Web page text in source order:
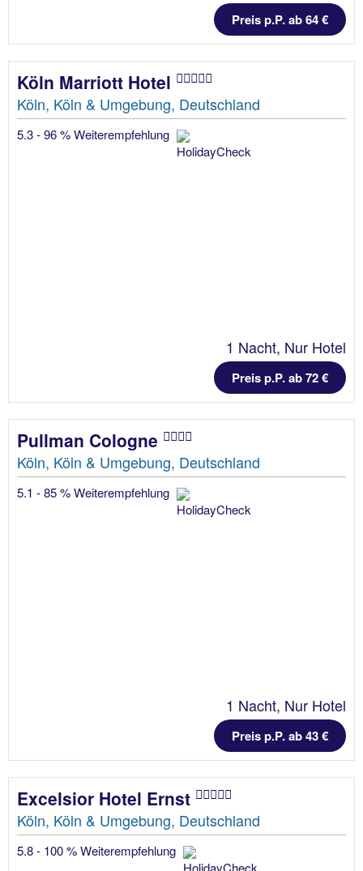
Preis p.P. ab 64 €
Köln Marriott Hotel
Köln, Köln & Umgebung, Deutschland
5.3 - 96 % Weiterempfehlung
1 Nacht, Nur Hotel
Preis p.P. ab 72 €
Pullman Cologne
Köln, Köln & Umgebung, Deutschland
5.1 - 85 % Weiterempfehlung
1 Nacht, Nur Hotel
Preis p.P. ab 43 €
Excelsior Hotel Ernst
Köln, Köln & Umgebung, Deutschland
5.8 - 100 % Weiterempfehlung